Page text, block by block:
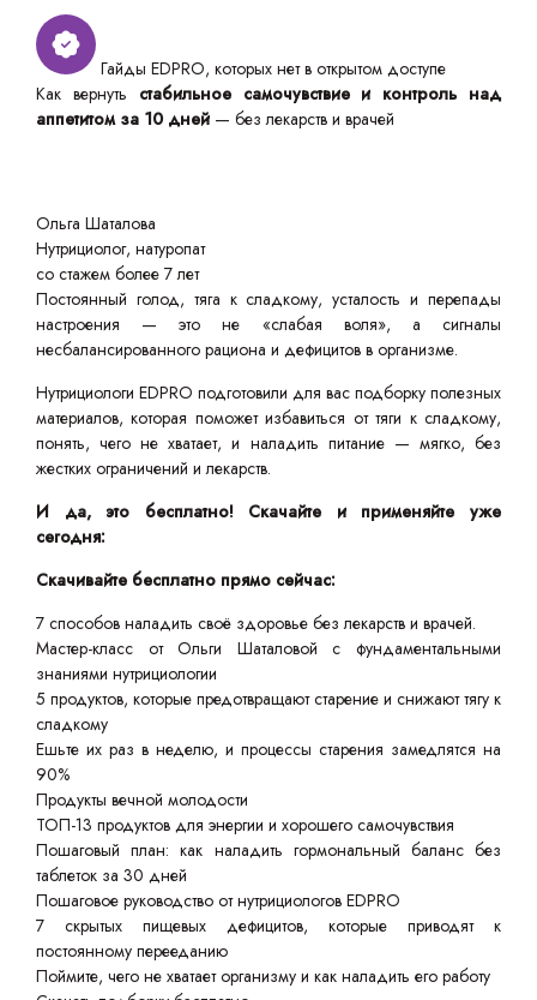
Гайды EDPRO, которых нет в открытом доступе
Как вернуть стабильное самочувствие и контроль над
аппетитом за 10 дней — без лекарств и врачей
Ольга Шаталова
Нутрициолог, натуропат
со стажем более 7 лет
Постоянный голод, тяга к сладкому, усталость и перепады
настроения — это не «слабая воля», а сигналы
несбалансированного рациона и дефицитов в организме.
Нутрициологи EDPRO подготовили для вас подборку полезных
материалов, которая поможет избавиться от тяги к сладкому,
понять, чего не хватает, и наладить питание — мягко, без
жестких ограничений и лекарств.
И да, это бесплатно! Скачайте и применяйте уже
сегодня:
Скачивайте бесплатно прямо сейчас:
7 способов наладить своё здоровье без лекарств и врачей.
Мастер-класс от Ольги Шаталовой с фундаментальными
знаниями нутрициологии
5 продуктов, которые предотвращают старение и снижают тягу к
сладкому
Ешьте их раз в неделю, и процессы старения замедлятся на
90%
Продукты вечной молодости
ТОП-13 продуктов для энергии и хорошего самочувствия
Пошаговый план: как наладить гормональный баланс без
таблеток за 30 дней
Пошаговое руководство от нутрициологов EDPRO
7 скрытых пищевых дефицитов, которые приводят к
постоянному перееданию
Поймите, чего не хватает организму и как наладить его работу